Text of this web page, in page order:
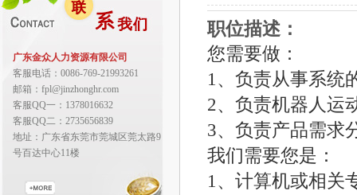
广东金众人力资源有限公司
客服电话：0086-769-21993261
邮箱：fpl@jinzhonghr.com
客服QQ一：1378016632
客服QQ二：2735656839
地址：广东省东莞市莞城区莞太路9
号百达中心11楼
职位描述：
您需要做：
1、负责从事系统
2、负责机器人运
3、负责产品需求
我们需要您是：
1、计算机或相关